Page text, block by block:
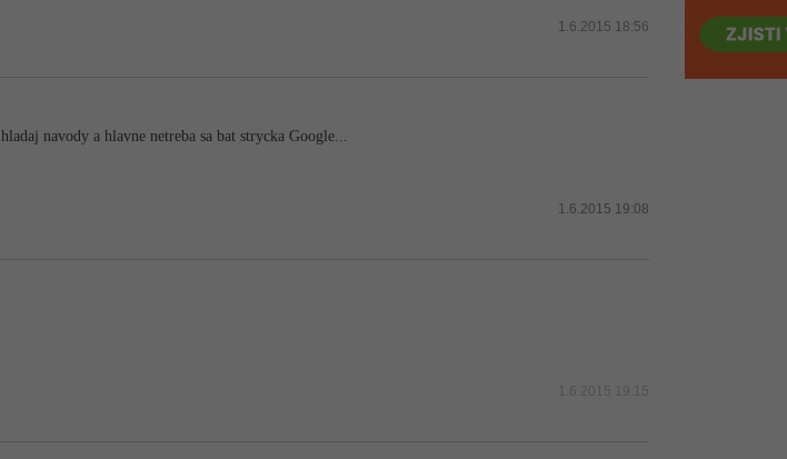
1.6.2015 18:56
navody a hlavne netreba sa bat strycka Google...
1.6.2015 19:08
1.6.2015 19:15